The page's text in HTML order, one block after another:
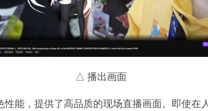
△ 播出画面
性能，提供了高品质的现场直播画面。即使